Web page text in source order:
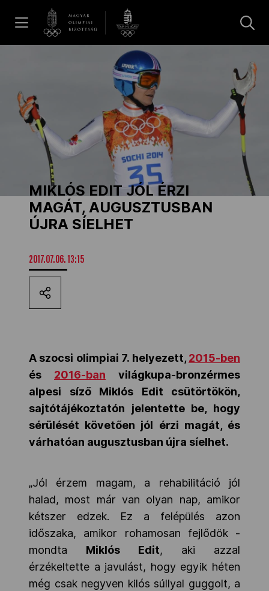
Galéria
Dakar 2026
Los Angeles 2028
Kettőskarrier-program
Társszervezetek
OVEP
MIKLÓS EDIT JÓL ÉRZI
MAGÁT, AUGUSZTUSBAN
ÚJRA SÍELHET
2017.07.06. 13:15
A szocsi olimpiai 7. helyezett,2015-ben
és 2016-ban világkupa-bronzérmes
alpesi síző Miklós Edit csütörtökön,
sajtótájékoztatón jelentette be, hogy
sérülését követően jól érzi magát, és
várhatóan augusztusban újra síelhet.
„Jól érzem magam, a rehabilitáció jól
halad, most már van olyan nap, amikor
kétszer edzek. Ez a felépülés azon
időszaka, amikor rohamosan fejlődök -
mondta Miklós Edit, aki azzal
érzékeltette a javulást, hogy egyik héten
még csak negyven kilós súllyal guggolt, a